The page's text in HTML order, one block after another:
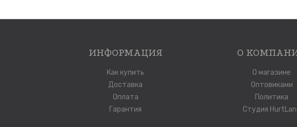
ИНФОРМАЦИЯ
Как купить
Доставка
Оплата
Гарантия
О
О магазине
Оптовиками
Политика
Студия